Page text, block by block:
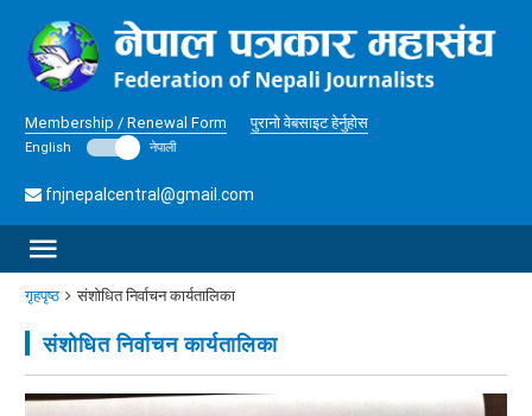
Membership / Renewal Form पुरानो वेबसाइट हेर्नुहोस
English नेपाली
fnjnepalcentral@gmail.com
गृहपृष्ठ संशोधित निर्वाचन कार्यतालिका
संशोधित निर्वाचन कार्यतालिका